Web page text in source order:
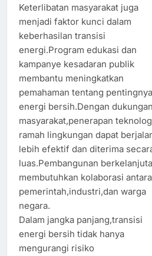
Keterlibatan masyarakat juga
menjadi faktor kunci dalam
keberhasilan transisi
energi.Program edukasi dan
kampanye kesadaran publik
membantu meningkatkan
pemahaman tentang pentingnya
energi bersih.Dengan dukungan
masyarakat,penerapan
ramah lingkungan dapat
lebih efektif dan diterima
luas.Pembangunan
membutuhkan kolaborasi antara
pemerintah,industri,dan warga
negara.
Dalam jangka panjang,transisi
energi bersih tidak hanya
mengurangi risiko